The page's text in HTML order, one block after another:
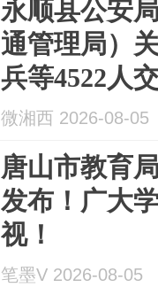
永顺县公安
通管理局）
兵等4522人
处理 拟作出
告
微湘西 2026-08-05
唐山市教育
发布！广大
视！
笔墨V 2026-08-05